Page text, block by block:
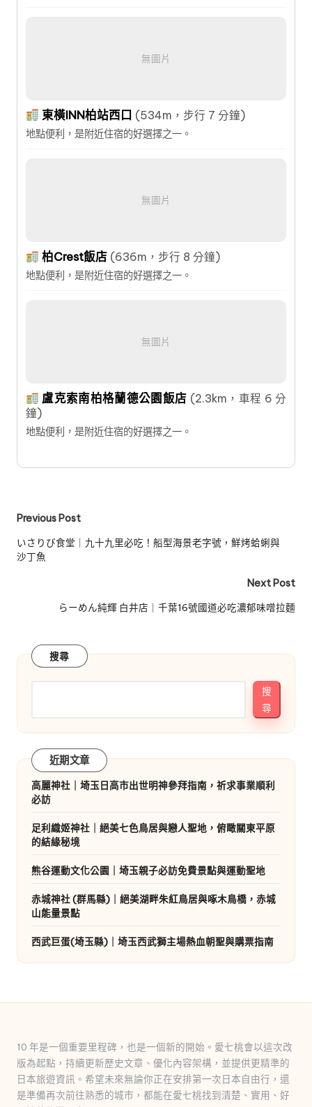
無圖片
東橫INN柏站西口 (534m，步行 7 分鐘)
地點便利，是附近住宿的好選擇之一。
無圖片
柏Crest飯店 (636m，步行 8 分鐘)
地點便利，是附近住宿的好選擇之一。
無圖片
盧克索南柏格蘭德公園飯店 (2.3km，車程 6 分
鐘)
地點便利，是附近住宿的好選擇之一。
Post
navigation
Previous Post
いさりび食堂｜九十九里必吃！船型海景老字號，鮮烤蛤蜊與
沙丁魚
Next Post
らーめん純輝 白井店｜千葉16號國道必吃濃郁味噌拉麵
搜尋
搜
尋
近期文章
高麗神社｜埼玉日高市出世明神參拜指南，祈求事業順利
必訪
足利織姬神社｜絕美七色鳥居與戀人聖地，俯瞰關東平原
的結緣秘境
熊谷運動文化公園｜埼玉親子必訪免費景點與運動聖地
赤城神社 (群馬縣)｜絕美湖畔朱紅鳥居與啄木鳥橋，赤城
山能量景點
西武巨蛋(埼玉縣)｜埼玉西武獅主場熱血朝聖與購票指南
10 年是一個重要里程碑，也是一個新的開始。愛七桃會以這次改
版為起點，持續更新歷史文章、優化內容架構，並提供更精準的
日本旅遊資訊。希望未來無論你正在安排第一次日本自由行，還
是準備再次前往熟悉的城市，都能在愛七桃找到清楚、實用、好